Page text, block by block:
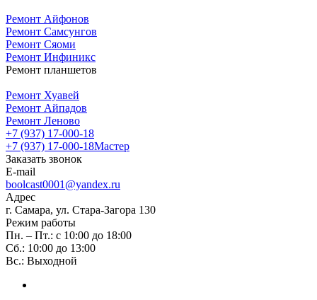
Ремонт Айфонов
Ремонт Самсунгов
Ремонт Сяоми
Ремонт Инфиникс
Ремонт планшетов
Ремонт Хуавей
Ремонт Айпадов
Ремонт Леново
+7 (937) 17-000-18
+7 (937) 17-000-18Мастер
Заказать звонок
E-mail
boolcast0001@yandex.ru
Адрес
г. Самара, ул. Стара-Загора 130
Режим работы
Пн. – Пт.: с 10:00 до 18:00
Сб.: 10:00 до 13:00
Вс.: Выходной